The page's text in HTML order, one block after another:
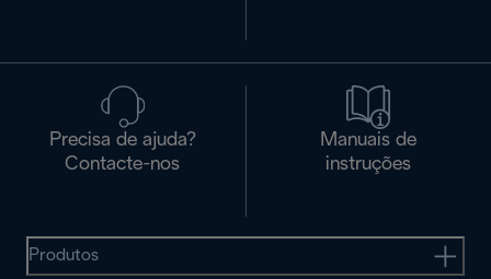
Precisa de ajuda?
Contacte-nos
Manuais de
instruções
Produtos